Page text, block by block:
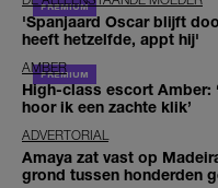
'Spanjaard Oscar blijft
heeft hetzelfde, appt hij'
AMBER
High-class escort Amber:
hoor ik een zachte klik’
ADVERTORIAL
Amaya zat vast op
grond tussen honderden